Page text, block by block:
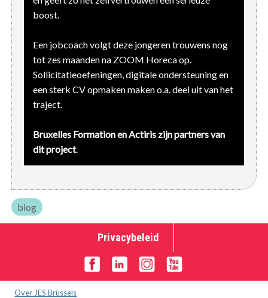
boost.
Een jobcoach volgt deze jongeren trouwens nog
tot zes maanden na ZOOM Horeca op.
Sollicitatieoefeningen, digitale ondersteuning en
een sterk CV opmaken maken o.a. deel uit van het
traject.
Bruxelles Formation en Actiris zijn partners van
dit project.
blog
Privacybeleid
Over JES Brussels